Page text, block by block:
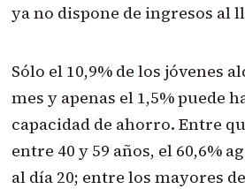
ya no dispone de ingresos al
Sólo el 10,9% de los jóvenes
mes y apenas el 1,5% puede
capacidad de ahorro. Entre
entre 40 y 59 años, el 60,6%
al día 20; entre los mayores